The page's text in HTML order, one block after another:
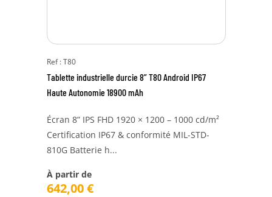
Ref : T80
Tablette industrielle durcie 8” T80 Android IP67
Haute Autonomie 18900 mAh
Écran 8” IPS FHD 1920 × 1200 – 1000 cd/m²
Certification IP67 & conformité MIL-STD-
810G Batterie h...
À partir de
642,00€